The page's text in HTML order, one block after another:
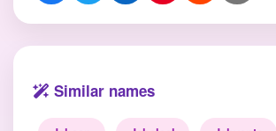
Similar names